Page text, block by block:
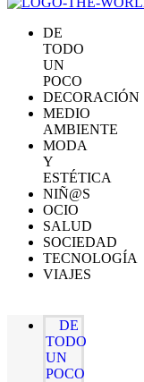
DE
TODO
UN
POCO
DECORACIÓN
MEDIO
AMBIENTE
MODA
Y
ESTÉTICA
NIÑ@S
OCIO
SALUD
SOCIEDAD
TECNOLOGÍA
VIAJES
DE
TODO
UN
POCO